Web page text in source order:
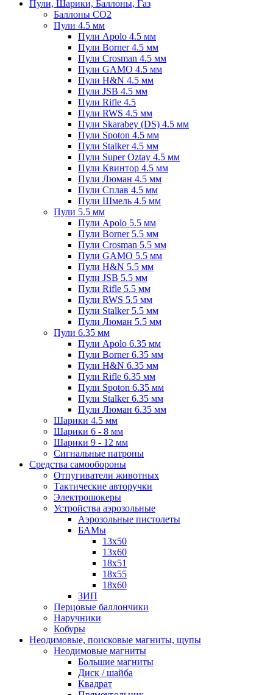
Пули, Шарики, Баллоны, Газ
Баллоны CO2
Пули 4.5 мм
Пули Apolo 4.5 мм
Пули Borner 4.5 мм
Пули Crosman 4.5 мм
Пули GAMO 4.5 мм
Пули H&N 4.5 мм
Пули JSB 4.5 мм
Пули Rifle 4.5
Пули RWS 4.5 мм
Пули Skarabey (DS) 4.5 мм
Пули Spoton 4.5 мм
Пули Stalker 4.5 мм
Пули Super Oztay 4.5 мм
Пули Квинтор 4.5 мм
Пули Люман 4.5 мм
Пули Сплав 4.5 мм
Пули Шмель 4.5 мм
Пули 5.5 мм
Пули Apolo 5.5 мм
Пули Borner 5.5 мм
Пули Crosman 5.5 мм
Пули GAMO 5.5 мм
Пули H&N 5.5 мм
Пули JSB 5.5 мм
Пули Rifle 5.5 мм
Пули RWS 5.5 мм
Пули Stalker 5.5 мм
Пули Люман 5.5 мм
Пули 6.35 мм
Пули Apolo 6.35 мм
Пули Borner 6.35 мм
Пули H&N 6.35 мм
Пули Rifle 6.35 мм
Пули Spoton 6.35 мм
Пули Stalker 6.35 мм
Пули Люман 6.35 мм
Шарики 4.5 мм
Шарики 6 - 8 мм
Шарики 9 - 12 мм
Сигнальные патроны
Средства самообороны
Отпугиватели животных
Тактические авторучки
Электрошокеры
Устройства аэрозольные
Аэрозольные пистолеты
БАМы
13х50
13х60
18х51
18х55
18х60
ЗИП
Перцовые баллончики
Наручники
Кобуры
Неодимовые, поисковые магниты, щупы
Неодимовые магниты
Большие магниты
Диск / шайба
Квадрат